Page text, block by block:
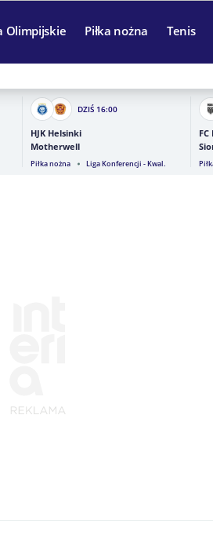
Olimpijskie Piłka nożna Tenis
DZIŚ 16:00
HJK Helsinki
Motherwell
Piłka nożna Liga Konferencji - Kwal.